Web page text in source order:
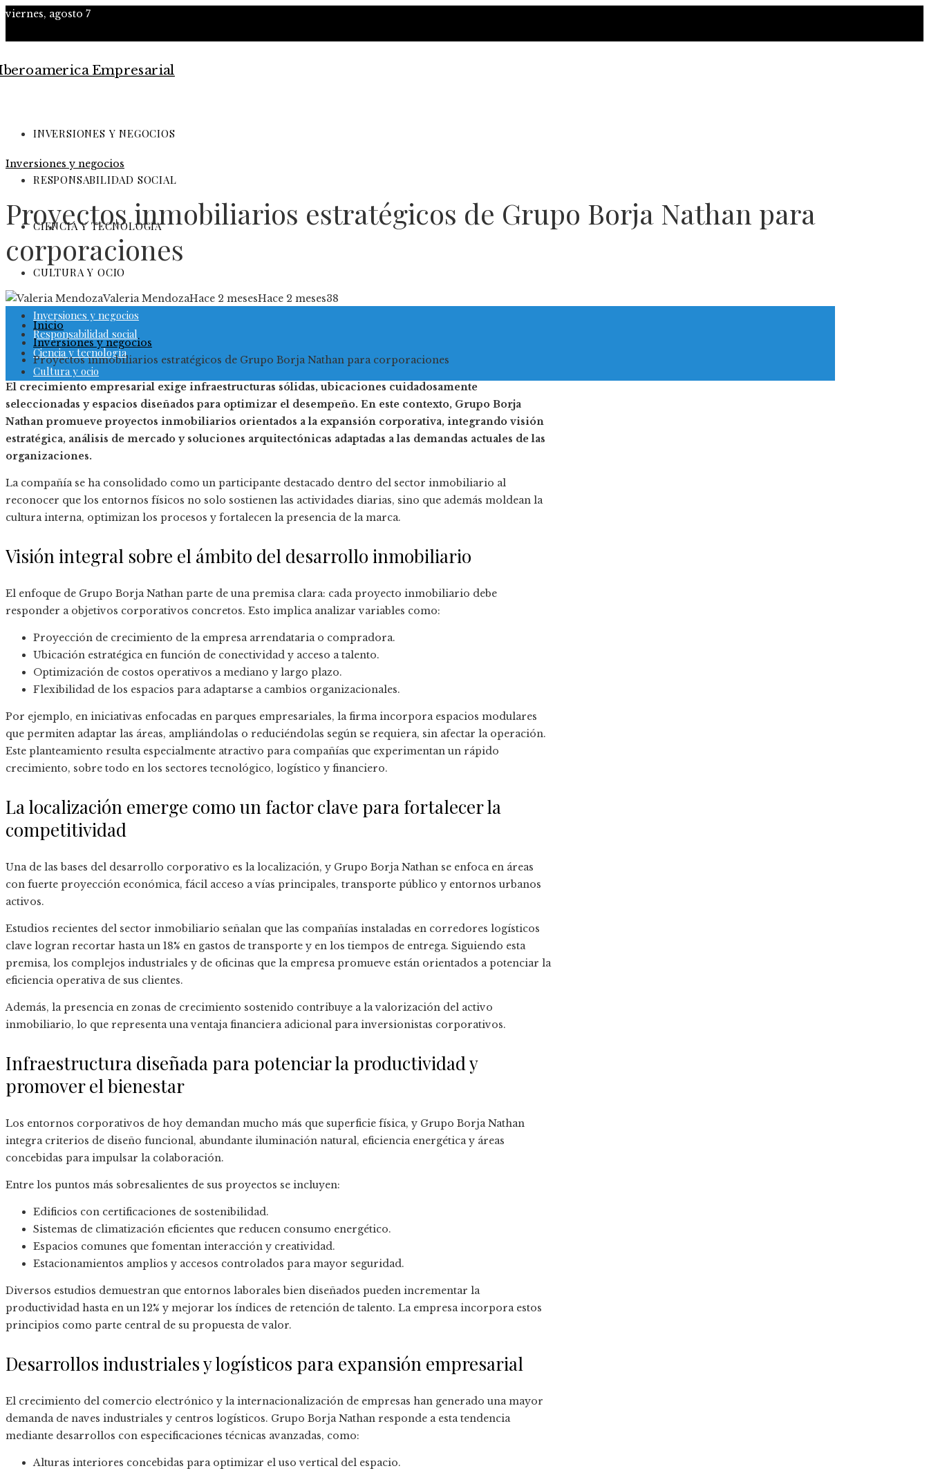
viernes, agosto 7
INVERSIONES Y NEGOCIOS
RESPONSABILIDAD SOCIAL
CIENCIA Y TECNOLOGÍA
CULTURA Y OCIO
Inversiones y negocios
Responsabilidad social
Ciencia y tecnología
Cultura y ocio
Inversiones y negocios
Proyectos inmobiliarios estratégicos de Grupo Borja Nathan para
corporaciones
Valeria MendozaHace 2 mesesHace 2 meses38
Inicio
Inversiones y negocios
Proyectos inmobiliarios estratégicos de Grupo Borja Nathan para corporaciones
El crecimiento empresarial exige infraestructuras sólidas, ubicaciones cuidadosamente
seleccionadas y espacios diseñados para optimizar el desempeño. En este contexto, Grupo Borja
Nathan promueve proyectos inmobiliarios orientados a la expansión corporativa, integrando visión
estratégica, análisis de mercado y soluciones arquitectónicas adaptadas a las demandas actuales de las
organizaciones.
La compañía se ha consolidado como un participante destacado dentro del sector inmobiliario al
reconocer que los entornos físicos no solo sostienen las actividades diarias, sino que además moldean la
cultura interna, optimizan los procesos y fortalecen la presencia de la marca.
Visión integral sobre el ámbito del desarrollo inmobiliario
El enfoque de Grupo Borja Nathan parte de una premisa clara: cada proyecto inmobiliario debe
responder a objetivos corporativos concretos. Esto implica analizar variables como:
Proyección de crecimiento de la empresa arrendataria o compradora.
Ubicación estratégica en función de conectividad y acceso a talento.
Optimización de costos operativos a mediano y largo plazo.
Flexibilidad de los espacios para adaptarse a cambios organizacionales.
Por ejemplo, en iniciativas enfocadas en parques empresariales, la firma incorpora espacios modulares
que permiten adaptar las áreas, ampliándolas o reduciéndolas según se requiera, sin afectar la operación.
Este planteamiento resulta especialmente atractivo para compañías que experimentan un rápido
crecimiento, sobre todo en los sectores tecnológico, logístico y financiero.
La localización emerge como un factor clave para fortalecer la
competitividad
Una de las bases del desarrollo corporativo es la localización, y Grupo Borja Nathan se enfoca en áreas
con fuerte proyección económica, fácil acceso a vías principales, transporte público y entornos urbanos
activos.
Estudios recientes del sector inmobiliario señalan que las compañías instaladas en corredores logísticos
clave logran recortar hasta un 18% en gastos de transporte y en los tiempos de entrega. Siguiendo esta
premisa, los complejos industriales y de oficinas que la empresa promueve están orientados a potenciar la
eficiencia operativa de sus clientes.
Además, la presencia en zonas de crecimiento sostenido contribuye a la valorización del activo
inmobiliario, lo que representa una ventaja financiera adicional para inversionistas corporativos.
Infraestructura diseñada para potenciar la productividad y
promover el bienestar
Los entornos corporativos de hoy demandan mucho más que superficie física, y Grupo Borja Nathan
integra criterios de diseño funcional, abundante iluminación natural, eficiencia energética y áreas
concebidas para impulsar la colaboración.
Entre los puntos más sobresalientes de sus proyectos se incluyen:
Edificios con certificaciones de sostenibilidad.
Sistemas de climatización eficientes que reducen consumo energético.
Espacios comunes que fomentan interacción y creatividad.
Estacionamientos amplios y accesos controlados para mayor seguridad.
Diversos estudios demuestran que entornos laborales bien diseñados pueden incrementar la
productividad hasta en un 12% y mejorar los índices de retención de talento. La empresa incorpora estos
principios como parte central de su propuesta de valor.
Desarrollos industriales y logísticos para expansión empresarial
El crecimiento del comercio electrónico y la internacionalización de empresas han generado una mayor
demanda de naves industriales y centros logísticos. Grupo Borja Nathan responde a esta tendencia
mediante desarrollos con especificaciones técnicas avanzadas, como:
Alturas interiores concebidas para optimizar el uso vertical del espacio.